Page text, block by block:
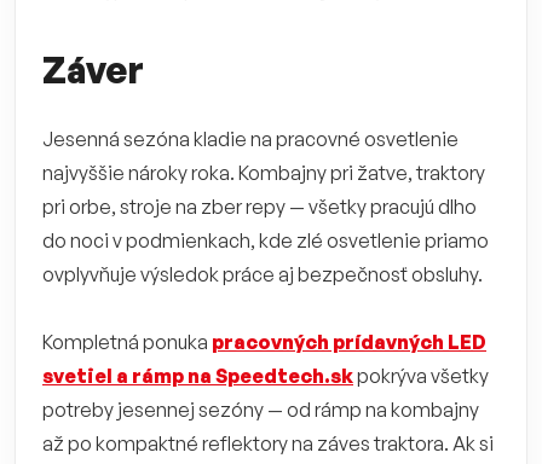
Záver
Jesenná sezóna kladie na pracovné osvetlenie
najvyššie nároky roka. Kombajny pri žatve, traktory
pri orbe, stroje na zber repy — všetky pracujú dlho
do noci v podmienkach, kde zlé osvetlenie priamo
ovplyvňuje výsledok práce aj bezpečnosť obsluhy.
Kompletná ponuka pracovných prídavných LED
svetiel a rámp na Speedtech.skpokrýva všetky
potreby jesennej sezóny — od rámp na kombajny
až po kompaktné reflektory na záves traktora. Ak si